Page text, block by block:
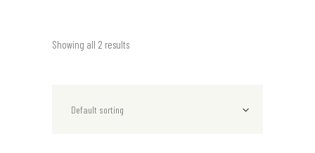
Showing all 2 results
Default sorting